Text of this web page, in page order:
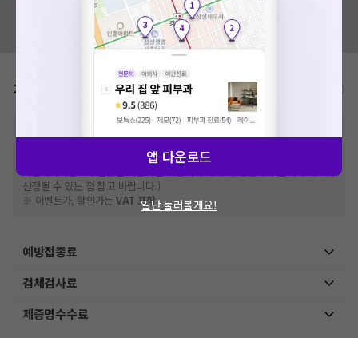
혹시 잘못된 병원정보가 있나요?
모두닥 팀에 알려주세요!
가격표 비급여/급여 진료란?
추가비용 등으로 실제 가격과 상이할 수 있으니, 정확
한 가격은 해당 의료기관에 직접 문의해주세요.
건강보험심사평가원에 고지되어 있는 급여 진료 기준 가
산정될 수 있는 점 참고 바랍니다.)
※ 이벤트가, 할인가는VAT 포함
예방접종료
검체검사료
제증명수수료
앱 다운로드
일단 둘러볼게요!